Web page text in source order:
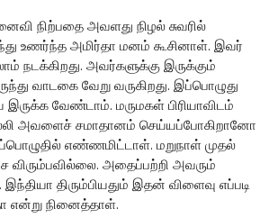
நிற்பதை அவளது நிழல் சுவரில்
உணர்ந்த அமிர்தா மனம் கூசினாள். இவர்
நடக்கிறது. அவர்களுக்கு இருக்கும்
வாடகை வேறு வருகிறது. இப்பொழுது
இருக்க வேண்டாம். மருமகள் பிரியாவிடம்
அவளைச் சமாதானம் செய்யப்போகிறானோ
எண்ணமிட்டாள். மறுநாள் முதல்
விரும்பவில்லை. அதைப்பற்றி அவரும்
திரும்பியதும் இதன் விளைவு எப்படி
என்று நினைத்தாள்.